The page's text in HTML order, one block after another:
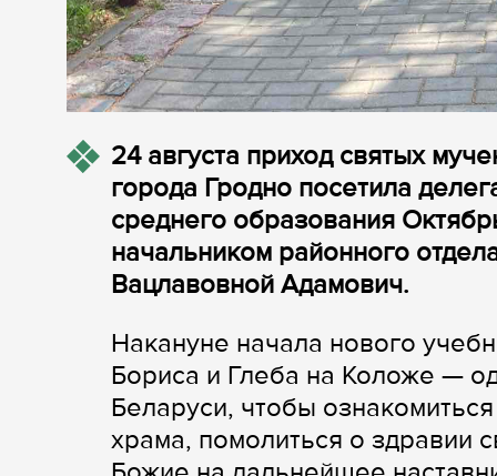
24 августа приход святых
города Гродно посетила
среднего образования
начальником районного
Вацлавовной Адамович.
Накануне начала нового
Бориса и Глеба на Коложе —
Беларуси, чтобы
храма, помолиться о здравии